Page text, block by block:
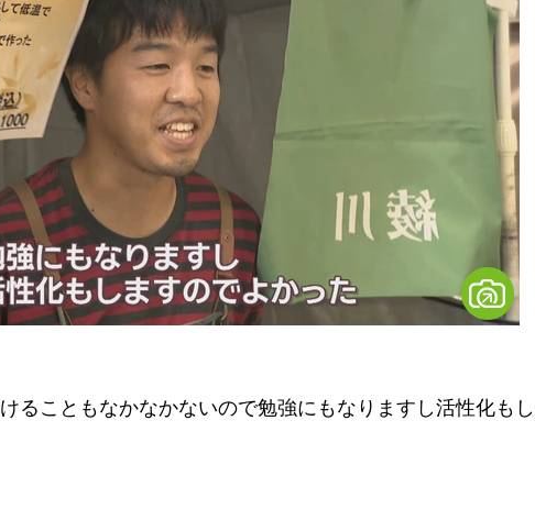
ることもなかなかないので勉強にもなりますし活性化もし